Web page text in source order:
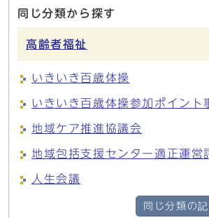
同じ分類から探す
高齢者福祉
いきいき百歳体操
いきいき百歳体操参加ポイント
地域ケア推進協議会
地域包括支援センター適正運営
人生会議
同じ分類の